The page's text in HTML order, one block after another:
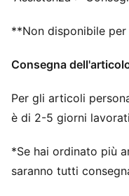
**Non disponibile
Consegna
Per gli articoli
è di 2-5 giorni
*Se hai ordinato più
saranno tutti